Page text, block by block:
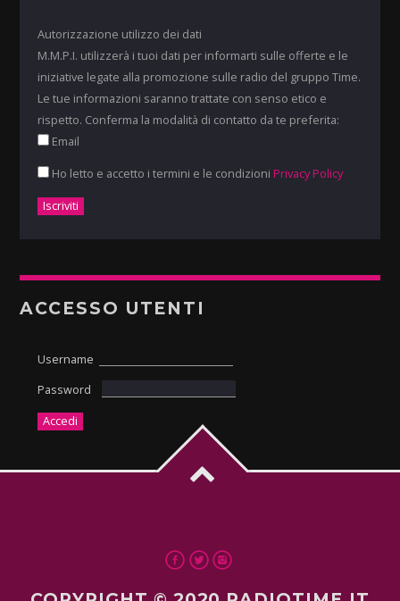
Autorizzazione utilizzo dei dati
M.M.P.I. utilizzerà i tuoi dati per informarti sulle offerte e le
iniziative legate alla promozione sulle radio del gruppo Time.
Le tue informazioni saranno trattate con senso etico e
rispetto. Conferma la modalità di contatto da te preferita:
Email
Ho letto e accetto i termini e le condizioni Privacy Policy
ACCESSO UTENTI
Username
Password